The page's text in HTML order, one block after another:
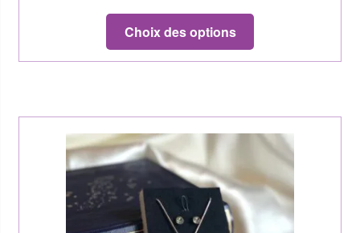
Choix des options